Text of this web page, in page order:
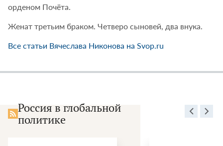
орденом Почёта.
Женат третьим браком. Четверо сыновей, два внука.
Все статьи Вячеслава Никонова на Svop.ru
Россия в глобальной
политике